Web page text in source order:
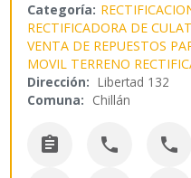
Categoría:
RECTIFICADORA DE
VENTA DE REPUESTOS
MOVIL TERRENO
Dirección: Libertad 132
Comuna: Chillán
  